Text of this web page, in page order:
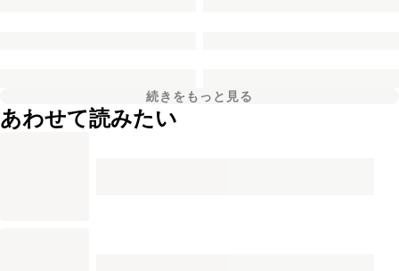
続きをもっと見る
あわせて読みたい